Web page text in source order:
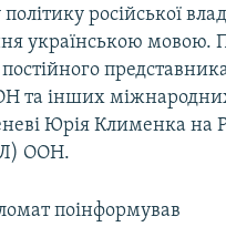
російської
українською мовою.
та інших
Юрія Клименка на
ООН.
поінформував